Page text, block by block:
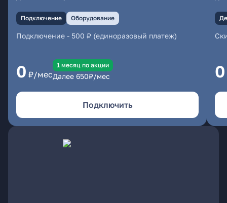
Подключение Оборудование
Подключение - 500 ₽ (единоразовый платеж)
0 ₽/мес
1 месяц по акции
Далее 650₽/мес
Подключить
0